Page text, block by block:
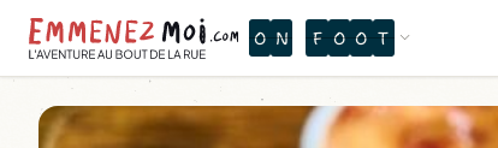
O N F O O T